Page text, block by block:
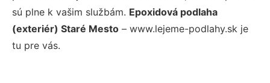
sú plne k vašim službám. Epoxidová podlaha
(exteriér) Staré Mesto – www.lejeme-podlahy.sk je
tu pre vás.